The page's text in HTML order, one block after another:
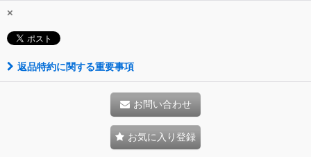
×
返品特約に関する重要事項
お問い合わせ
お気に入り登録